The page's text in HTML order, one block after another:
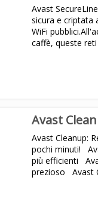
Avast
sicura e criptata
WiFi
caffè, queste
Avast
Avast Cleanup:
pochi minuti!
più efficienti
prezioso Avast